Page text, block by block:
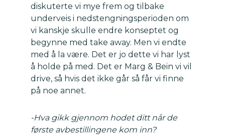
diskuterte vi mye frem og tilbake
underveis i nedstengningsperioden om
vi kanskje skulle endre konseptet og
begynne med take away. Men vi endte
med å la være. Det er jo dette vi har lyst
å holde på med. Det er Marg & Bein vi vil
drive, så hvis det ikke går så får vi finne
på noe annet.
-Hva gikk gjennom hodet ditt når de
første avbestillingene kom inn?